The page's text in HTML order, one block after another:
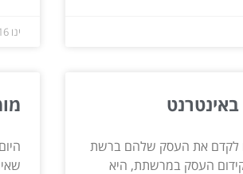
ינו 16, 2019
לקדם את העסק שלהם ברשת
העסק במרשתת, היא